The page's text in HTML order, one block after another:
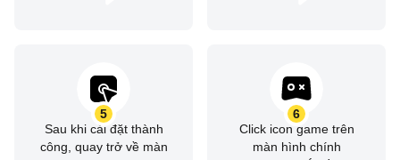
Kích thước biểu tượng, màu nhãn, cuộn dọc hoặc ngang
và vị trí thanh tìm kiếm chỉ là khởi đầu.
📏 Định vị Subgrid
5
Sau khi cài đặt thành
công, quay trở về màn
6
Click icon game trên
màn hình chính